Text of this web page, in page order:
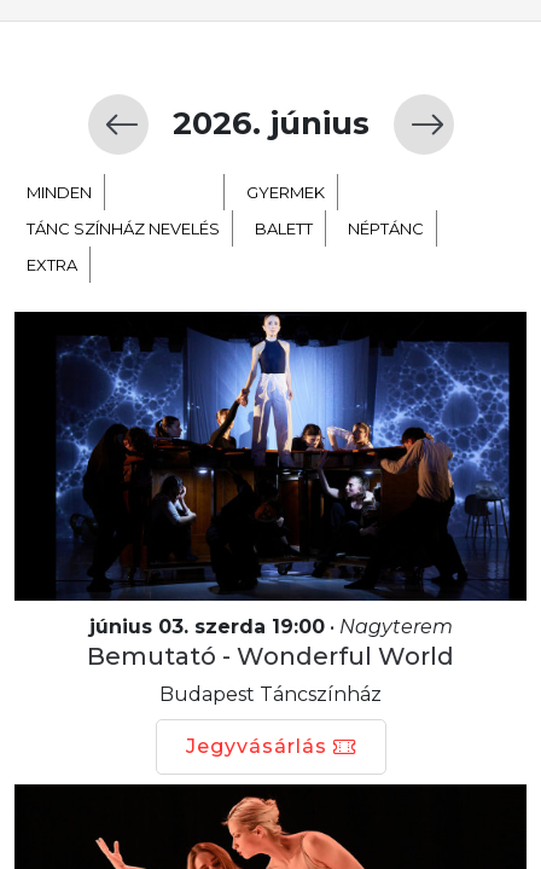
2026. június
MINDEN
GYERMEK
TÁNC SZÍNHÁZ NEVELÉS
BALETT
NÉPTÁNC
EXTRA
június 03. szerda 19:00• Nagyterem
Bemutató - Wonderful World
Budapest Táncszínház
Jegyvásárlás